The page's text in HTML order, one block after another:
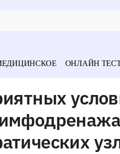
ОНЛАЙН